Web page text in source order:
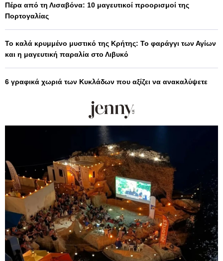
Πέρα από τη Λισαβόνα: 10 μαγευτικοί προορισμοί της
Πορτογαλίας
Το καλά κρυμμένο μυστικό της Κρήτης: Το φαράγγι των Αγίων
και η μαγευτική παραλία στο Λιβυκό
6 γραφικά χωριά των Κυκλάδων που αξίζει να ανακαλύψετε